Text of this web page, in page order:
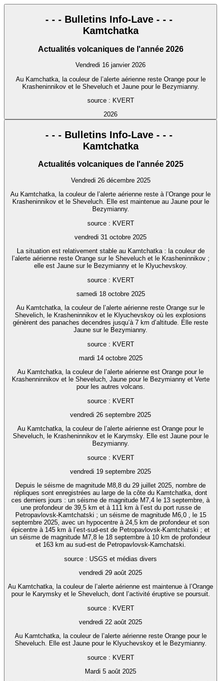
- - - Bulletins Info-Lave - - -
Kamtchatka
Actualités volcaniques de l'année 2026
Vendredi 16 janvier 2026
Au Kamchatka, la couleur de l’alerte aérienne reste Orange pour le
Krasheninnikov et le Sheveluch et Jaune pour le Bezymianny.
source : KVERT
2026
- - - Bulletins Info-Lave - - -
Kamtchatka
Actualités volcaniques de l'année 2025
Vendredi 26 décembre 2025
Au Kamtchatka, la couleur de l’alerte aérienne reste à l’Orange pour le
Krasheninnikov et le Sheveluch. Elle est maintenue au Jaune pour le
Bezymianny.
source : KVERT
vendredi 31 octobre 2025
La situation est relativement stable au Kamtchatka : la couleur de
l’alerte aérienne reste Orange sur le Sheveluch et le Krasheninnikov ;
elle est Jaune sur le Bezymianny et le Klyuchevskoy.
source : KVERT
samedi 18 octobre 2025
Au Kamtchatka, la couleur de l’alerte aérienne reste Orange sur le
Shevelich, le Krasheninnikov et le Klyuchevskoy où les explosions
génèrent des panaches decendres jusqu’à 7 km d’altitude. Elle reste
Jaune sur le Bezymianny.
source : KVERT
mardi 14 octobre 2025
Au Kamtchatka, la couleur de l’alerte aérienne est Orange pour le
Krashenninnikov et le Sheveluch, Jaune pour le Bezymianny et Verte
pour les autres volcans.
source : KVERT
vendredi 26 septembre 2025
Au Kamtchatka, la couleur de l’alerte aérienne est Orange pour le
Sheveluch, le Krasheninnikov et le Karymsky. Elle est Jaune pour le
Bezymianny.
source : KVERT
vendredi 19 septembre 2025
Depuis le séisme de magnitude M8,8 du 29 juillet 2025, nombre de
répliques sont enregistrées au large de la côte du Kamtchatka, dont
ces derniers jours : un séisme de magnitude M7,4 le 13 septembre, à
une profondeur de 39,5 km et à 111 km à l’est du port russe de
Petropavlovsk-Kamtchatski ; un séisme de magnitude M6,0 , le 15
septembre 2025, avec un hypocentre à 24,5 km de profondeur et son
épicentre à 145 km à l’est-sud-est de Petropavlovsk-Kamtchatski ; et
un séisme de magnitude M7,8 le 18 septembre à 10 km de profondeur
et 163 km au sud-est de Petropavlovsk-Kamchatski.
source : USGS et médias divers
vendredi 29 août 2025
Au Kamtchatka, la couleur de l’alerte aérienne est maintenue à l’Orange
pour le Karymsky et le Sheveluch, dont l’activité éruptive se poursuit.
source : KVERT
vendredi 22 août 2025
Au Kamtchatka, la couleur de l’alerte aérienne reste Orange pour le
Sheveluch. Elle est Jaune pour le Klyuchevskoy et le Bezymianny.
source : KVERT
Mardi 5 août 2025